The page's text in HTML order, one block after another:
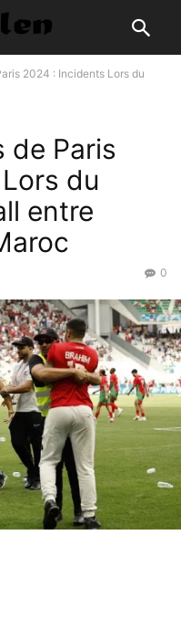
2024 : Incidents Lors du
de Paris
du
entre
0